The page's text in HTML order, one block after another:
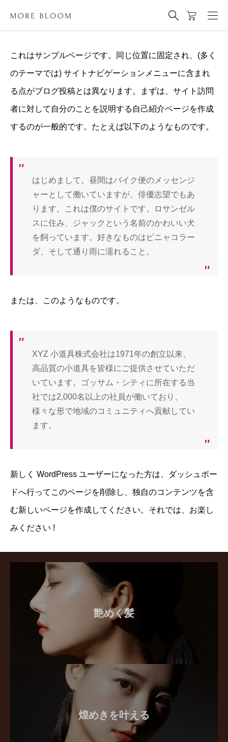
これはサンプルページです。同じ位置に固定され、(多く
のテーマでは) サイトナビゲーションメニューに含まれ
る点がブログ投稿とは異なります。まずは、サイト訪問
者に対して自分のことを説明する自己紹介ページを作成
するのが一般的です。たとえば以下のようなものです。
はじめまして。昼間はバイク便のメッセンジ
ャーとして働いていますが、俳優志望でもあ
ります。これは僕のサイトです。ロサンゼル
スに住み、ジャックという名前のかわいい犬
を飼っています。好きなものはピニャコラー
ダ、そして通り雨に濡れること。
または、このようなものです。
XYZ 小道具株式会社は1971年の創立以来、
高品質の小道具を皆様にご提供させていただ
いています。ゴッサム・シティに所在する当
社では2,000名以上の社員が働いており、
様々な形で地域のコミュニティへ貢献してい
ます。
新しく WordPress ユーザーになった方は、 ダッシュボー
ドへ行ってこのページを削除し、独自のコンテンツを含
む新しいページを作成してください。それでは、お楽し
みください !
艶めく髪
煌めきを叶える